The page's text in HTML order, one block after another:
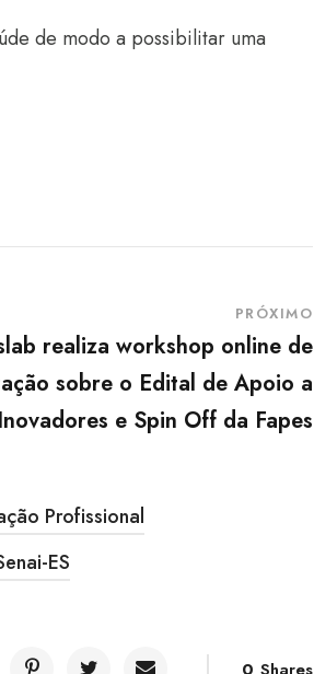
de modo a possibilitar uma
PRÓXIMO
realiza workshop online de
sobre o Edital de Apoio a
e Spin Off da Fapes
Profissional
ES